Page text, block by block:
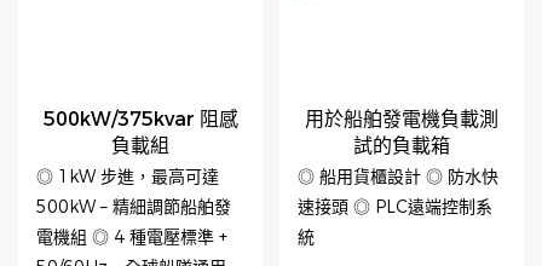
500kW/375kvar 阻感
負載組
◎ 1kW 步進，最高可達
500kW – 精細調節船舶發
電機組 ◎ 4 種電壓標準 +
用於船舶發電機負載測
試的負載箱
◎ 船用貨櫃設計 ◎ 防水快
速接頭 ◎ PLC遠端控制系
統